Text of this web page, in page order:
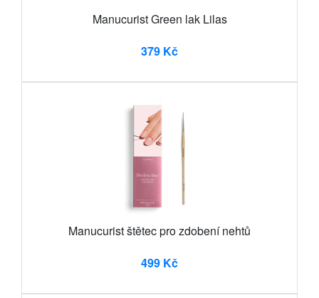
Manucurist Green lak Lilas
379 Kč
Manucurist štětec pro zdobení nehtů
499 Kč